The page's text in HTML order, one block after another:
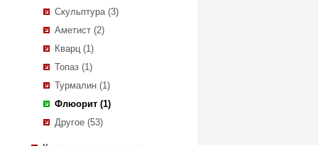
Скульптура (3)
Аметист (2)
Кварц (1)
Топаз (1)
Турмалин (1)
Флюорит (1)
Другое (53)